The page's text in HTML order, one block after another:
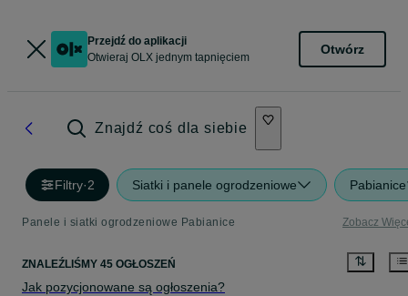
Przejdź do aplikacji
Otwieraj OLX jednym tapnięciem
Otwórz
Znajdź coś dla siebie
Filtry·2 Siatki i panele ogrodzeniowe Pabianice
Panele i siatki ogrodzeniowe Pabianice Zobacz
ZNALEŹLIŚMY 45 OGŁOSZEŃ
Jak pozycjonowane są ogłoszenia?